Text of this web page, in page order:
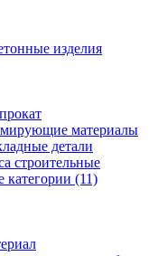
изделия
материалы
детали
строительные
категории (11)